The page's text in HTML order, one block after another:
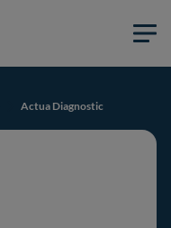
Actua Diagnostic